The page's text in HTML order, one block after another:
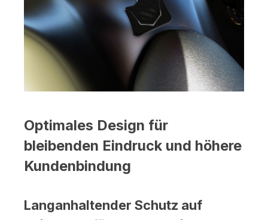
Optimales Design für
bleibenden Eindruck und höhere
Kundenbindung
Langanhaltender Schutz auf